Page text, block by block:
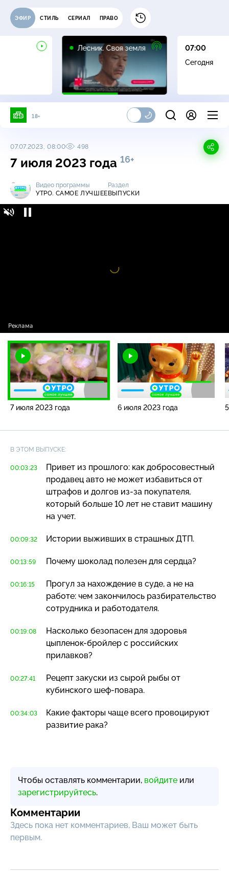
ЭФИР СТИЛЬ СЕРИАЛ ПРАВО
Лесник. Своя земля
16+
07:00
Сегодня
18+
07.07.2023, 08:00 498
7 июля 2023 года 16+
Видео программы
УТРО. САМОЕ ЛУЧШЕЕ
Раздел
ВЫПУСКИ
Видео
проигрыватель
7 июля 2023 года 6 июля 2023 года
В ЭТОМ ВЫПУСКЕ:
00:03:23
Привет из прошлого: как добросовестный
продавец авто не может избавиться от
штрафов и долгов из-за покупателя,
который больше 10 лет не ставит машину
на учет.
00:09:32 Истории выживших в страшных ДТП.
00:13:59 Почему шоколад полезен для сердца?
00:16:15
Прогул за нахождение в суде, а не на
работе: чем закончилось разбирательство
сотрудника и работодателя.
00:19:08
Насколько безопасен для здоровья
цыпленок-бройлер с российских
прилавков?
00:27:41
Рецепт закуски из сырой рыбы от
кубинского шеф-повара.
00:34:03
Какие факторы чаще всего провоцируют
развитие рака?
Чтобы оставлять комментарии, войдите или
зарегистрируйтесь.
Комментарии
Здесь пока нет комментариев, Ваш может быть
первым.